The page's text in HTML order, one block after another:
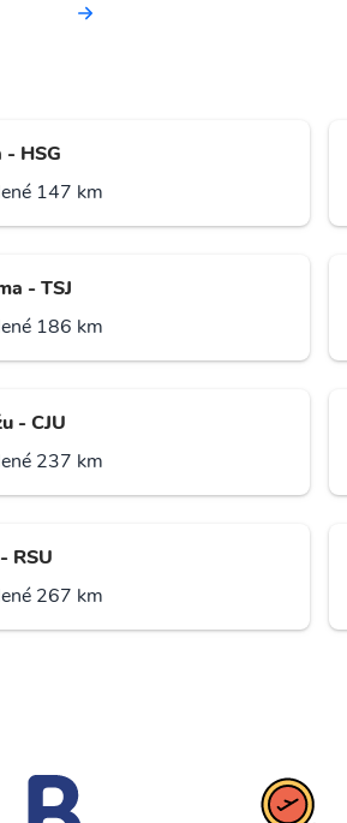
- HSG
147 km
- TSJ
186 km
- CJU
237 km
RSU
267 km